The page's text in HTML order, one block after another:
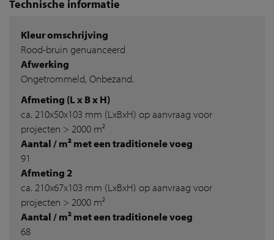
Technische informatie
Kleur omschrijving
Rood-bruin genuanceerd
Afwerking
Ongetrommeld, Onbezand.
Afmeting (L x B x H)
ca. 210x50x103 mm (LxBxH) op aanvraag voor
projecten > 2000 m²
Aantal / m² met een traditionele voeg
91
Afmeting 2
ca. 210x67x103 mm (LxBxH) op aanvraag voor
projecten > 2000 m²
Aantal / m² met een traditionele voeg
68